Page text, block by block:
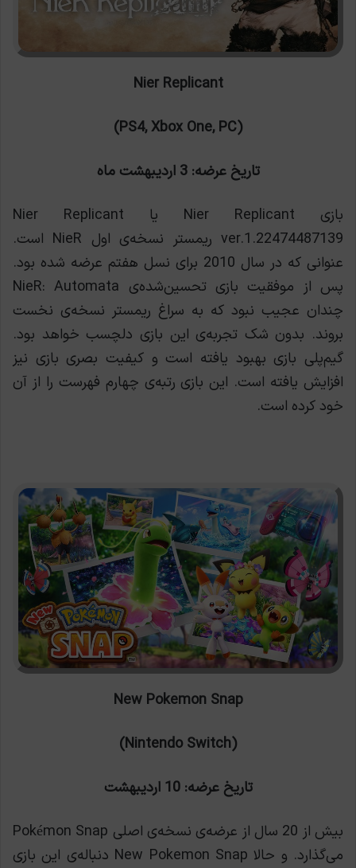
Nier Replicant
(PS4, Xbox One, PC)
تاریخ عرضه: 3 اردیبهشت ماه
بازی Nier Replicant یا Nier Replicant
ver.1.22474487139 ریمستر نسخه‌ی اول NieR است.
عنوانی که در سال 2010 برای نسل هفتم عرضه شده بود.
پس از موفقیت بازی تحسين‌شده‌ی NieR: Automata
چندان عجیب نبود که به سراغ ریمستر نسخه‌ی نخست
بروند. بدون شک تجربه‌ی این بازی دلچسب خواهد بود.
گیم‌پلی بازی بهبود یافته است و کیفیت بصری بازی نیز
افزایش یافته است. این بازی رتبه‌ی چهارم فهرست را از آن
خود کرده است.
New Pokemon Snap
(Nintendo Switch)
تاریخ عرضه‌: 10 اردیبهشت
بیش از 20 سال از عرضه‌ی نسخه‌ی اصلی Pokémon Snap
می‌گذارد. و حالا New Pokemon Snap دنباله‌ی این بازی